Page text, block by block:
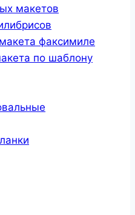
макетов
факсимиле
по шаблону